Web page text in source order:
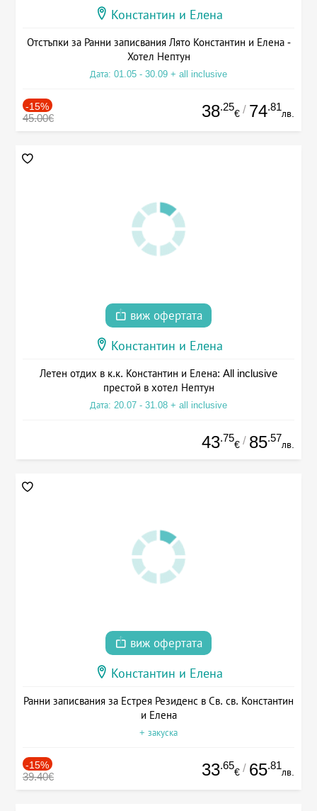
Константин и Елена
Отстъпки за Ранни записвания Лято Константин и Елена -
Хотел Нептун
Дата: 01.05 - 30.09 + all inclusive
-15%
45.00€ 38.25
€ / 74.81
лв.
виж офертата
Константин и Елена
Летен отдих в к.к. Константин и Елена: All inclusive
престой в хотел Нептун
Дата: 20.07 - 31.08 + all inclusive
43.75
€ / 85.57
лв.
виж офертата
Константин и Елена
Ранни записвания за Естрея Резиденс в Св. св. Константин
и Елена
+ закуска
-15%
39.40€ 33.65
€ / 65.81
лв.